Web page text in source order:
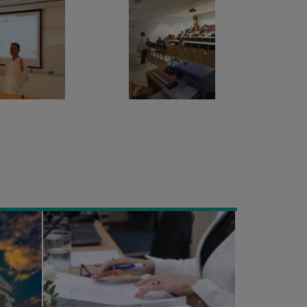
Πρωτόκολλο
συνεργασίας
μεταξύ